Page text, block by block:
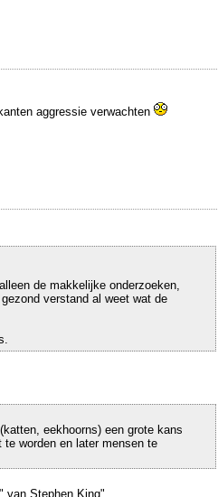
aggressie verwachten
de makkelijke onderzoeken,
verstand al weet wat de
eekhoorns) een grote kans
te worden en later mensen te
van Stephen King".